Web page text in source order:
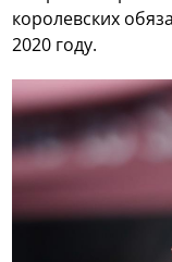
королевских
2020 году.